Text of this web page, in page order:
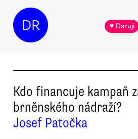
DR ♥ Daruji
Kdo financuje kampaň
brněnského nádraží?
Josef Patočka